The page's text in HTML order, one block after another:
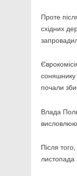
Проте
східних
соняшнику
почали
Влада
Після
листопада